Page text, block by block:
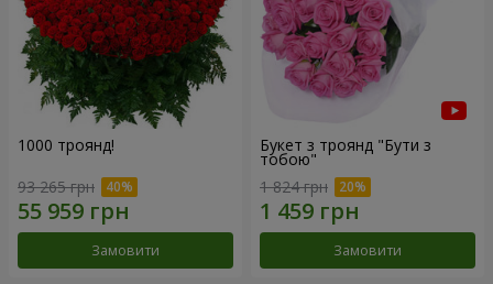
1000 троянд!
93 265 грн
Замовити
Букет з троянд "Бути з
тобою"
1 824 грн
Замовити